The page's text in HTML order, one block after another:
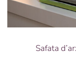
Safata